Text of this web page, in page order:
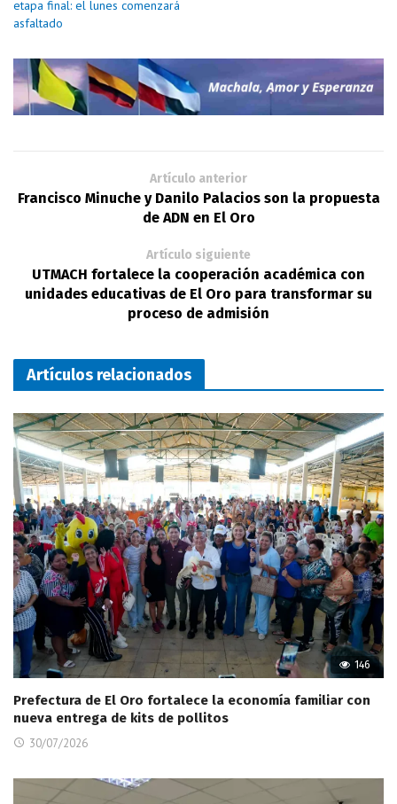
etapa final: el lunes comenzará
asfaltado
Artículo anterior
Francisco Minuche y Danilo Palacios son la propuesta
de ADN en El Oro
Artículo siguiente
UTMACH fortalece la cooperación académica con
unidades educativas de El Oro para transformar su
proceso de admisión
Artículos relacionados
146
Prefectura de El Oro fortalece la economía familiar con
nueva entrega de kits de pollitos
30/07/2026